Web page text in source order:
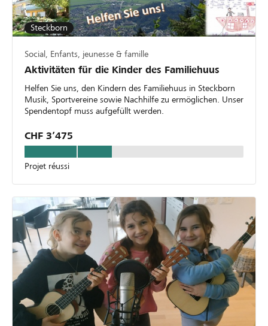
Steckborn
Social, Enfants, jeunesse & famille
Aktivitäten für die Kinder des Familiehuus
Helfen Sie uns, den Kindern des Familiehuus in Steckborn
Musik, Sportvereine sowie Nachhilfe zu ermöglichen. Unser
Spendentopf muss aufgefüllt werden.
CHF 3’475
Projet réussi